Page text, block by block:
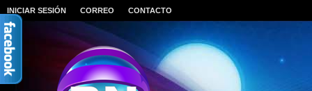
INICIAR SESIÓN CORREO CONTACTO